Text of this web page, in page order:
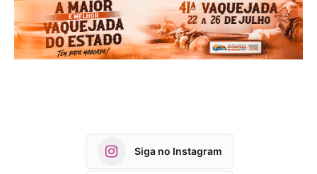
Siga no Instagram